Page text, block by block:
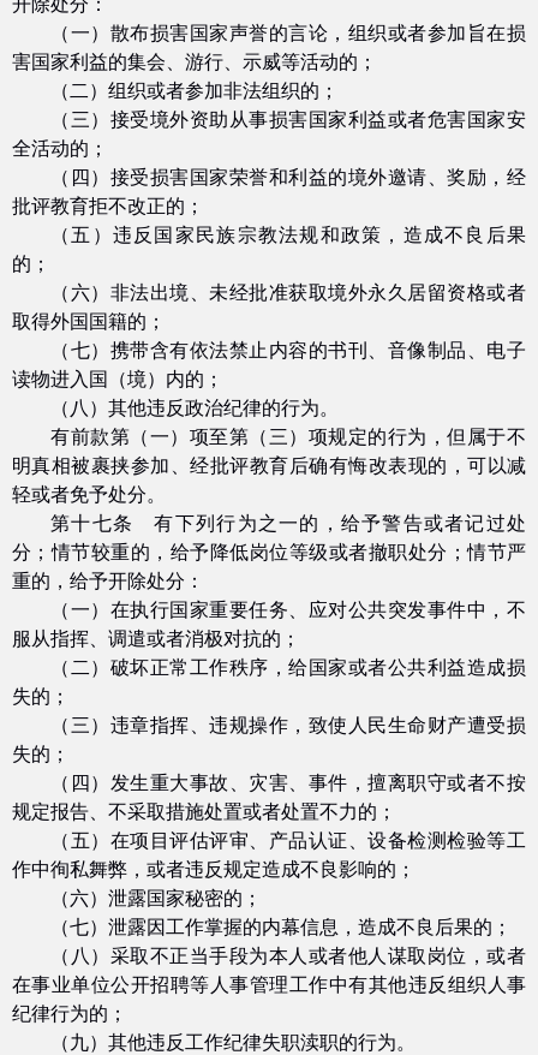
开除处分：
（一）散布损害国家声誉的言论，组织或者参加旨在损
害国家利益的集会、游行、示威等活动的；
（二）组织或者参加非法组织的；
（三）接受境外资助从事损害国家利益或者危害国家安
全活动的；
（四）接受损害国家荣誉和利益的境外邀请、奖励，经
批评教育拒不改正的；
（五）违反国家民族宗教法规和政策，造成不良后果
的；
（六）非法出境、未经批准获取境外永久居留资格或者
取得外国国籍的；
（七）携带含有依法禁止内容的书刊、音像制品、电子
读物进入国（境）内的；
（八）其他违反政治纪律的行为。
有前款第（一）项至第（三）项规定的行为，但属于不
明真相被裹挟参加、经批评教育后确有悔改表现的，可以减
轻或者免予处分。
第十七条 有下列行为之一的，给予警告或者记过处
分；情节较重的，给予降低岗位等级或者撤职处分；情节严
重的，给予开除处分：
（一）在执行国家重要任务、应对公共突发事件中，不
服从指挥、调遣或者消极对抗的；
（二）破坏正常工作秩序，给国家或者公共利益造成损
失的；
（三）违章指挥、违规操作，致使人民生命财产遭受损
失的；
（四）发生重大事故、灾害、事件，擅离职守或者不按
规定报告、不采取措施处置或者处置不力的；
（五）在项目评估评审、产品认证、设备检测检验等工
作中徇私舞弊，或者违反规定造成不良影响的；
（六）泄露国家秘密的；
（七）泄露因工作掌握的内幕信息，造成不良后果的；
（八）采取不正当手段为本人或者他人谋取岗位，或者
在事业单位公开招聘等人事管理工作中有其他违反组织人事
纪律行为的；
（九）其他违反工作纪律失职渎职的行为。